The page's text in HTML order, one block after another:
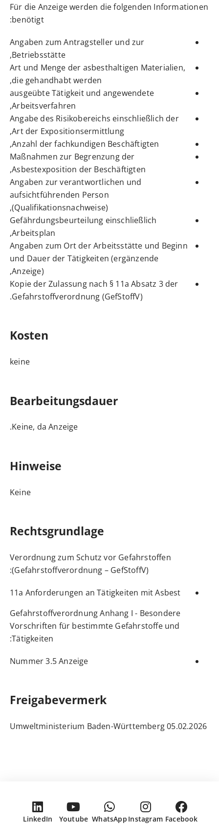
Für die Anzeige werden die folgenden Informationen
benötigt:
Angaben zum Antragsteller und zur
Betriebsstätte,
Art und Menge der asbesthaltigen Materialien,
die gehandhabt werden,
ausgeübte Tätigkeit und angewendete
Arbeitsverfahren,
Angabe des Risikobereichs einschließlich der
Art der Expositionsermittlung,
Anzahl der fachkundigen Beschäftigten,
Maßnahmen zur Begrenzung der
Asbestexposition der Beschäftigten,
Angaben zur verantwortlichen und
aufsichtführenden Person
(Qualifikationsnachweise),
Gefährdungsbeurteilung einschließlich
Arbeitsplan,
Angaben zum Ort der Arbeitsstätte und Beginn
und Dauer der Tätigkeiten (ergänzende
Anzeige),
Kopie der Zulassung nach § 11a Absatz 3 der
Gefahrstoffverordnung (GefStoffV).
Kosten
keine
Bearbeitungsdauer
Keine, da Anzeige.
Hinweise
Keine
Rechtsgrundlage
Verordnung zum Schutz vor Gefahrstoffen
(Gefahrstoffverordnung – GefStoffV)
:
11a Anforderungen an Tätigkeiten mit Asbest
Gefahrstoffverordnung Anhang I - Besondere
Vorschriften für bestimmte Gefahrstoffe und
Tätigkeiten:
Nummer 3.5 Anzeige
Freigabevermerk
05.02.2026 Umweltministerium Baden-Württemberg
Facebook
Instagram
WhatsApp
Youtube
LinkedIn